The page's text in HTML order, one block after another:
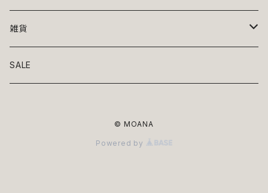
ニット
アロハ
ボトムス
ワンピース
ベッド
リード・首輪
雑貨
アート
SALE
© MOANA
Powered by